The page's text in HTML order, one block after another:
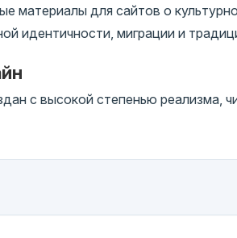
материалы для сайтов о
идентичности, миграции и
с высокой степенью реализма,